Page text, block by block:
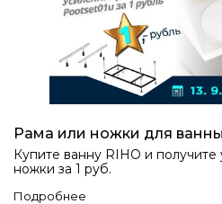
Рама или ножки для ванны
Купите ванну RIHO и
ножки за 1 руб.
Подробнее